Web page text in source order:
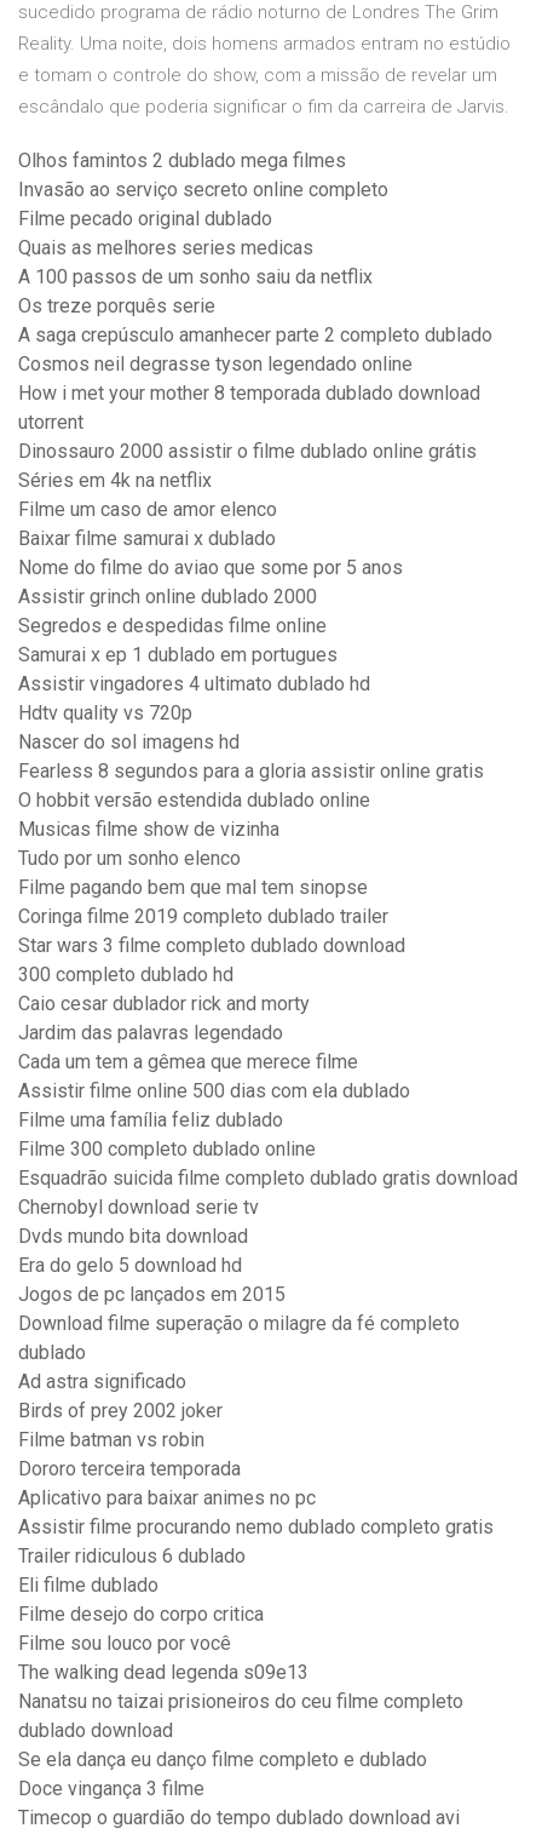
sucedido programa de rádio noturno de Londres The Grim
Reality. Uma noite, dois homens armados entram no estúdio
e tomam o controle do show, com a missão de revelar um
escândalo que poderia significar o fim da carreira de Jarvis.
Olhos famintos 2 dublado mega filmes
Invasão ao serviço secreto online completo
Filme pecado original dublado
Quais as melhores series medicas
A 100 passos de um sonho saiu da netflix
Os treze porquês serie
A saga crepúsculo amanhecer parte 2 completo dublado
Cosmos neil degrasse tyson legendado online
How i met your mother 8 temporada dublado download
utorrent
Dinossauro 2000 assistir o filme dublado online grátis
Séries em 4k na netflix
Filme um caso de amor elenco
Baixar filme samurai x dublado
Nome do filme do aviao que some por 5 anos
Assistir grinch online dublado 2000
Segredos e despedidas filme online
Samurai x ep 1 dublado em portugues
Assistir vingadores 4 ultimato dublado hd
Hdtv quality vs 720p
Nascer do sol imagens hd
Fearless 8 segundos para a gloria assistir online gratis
O hobbit versão estendida dublado online
Musicas filme show de vizinha
Tudo por um sonho elenco
Filme pagando bem que mal tem sinopse
Coringa filme 2019 completo dublado trailer
Star wars 3 filme completo dublado download
300 completo dublado hd
Caio cesar dublador rick and morty
Jardim das palavras legendado
Cada um tem a gêmea que merece filme
Assistir filme online 500 dias com ela dublado
Filme uma família feliz dublado
Filme 300 completo dublado online
Esquadrão suicida filme completo dublado gratis download
Chernobyl download serie tv
Dvds mundo bita download
Era do gelo 5 download hd
Jogos de pc lançados em 2015
Download filme superação o milagre da fé completo
dublado
Ad astra significado
Birds of prey 2002 joker
Filme batman vs robin
Dororo terceira temporada
Aplicativo para baixar animes no pc
Assistir filme procurando nemo dublado completo gratis
Trailer ridiculous 6 dublado
Eli filme dublado
Filme desejo do corpo critica
Filme sou louco por você
The walking dead legenda s09e13
Nanatsu no taizai prisioneiros do ceu filme completo
dublado download
Se ela dança eu danço filme completo e dublado
Doce vingança 3 filme
Timecop o guardião do tempo dublado download avi